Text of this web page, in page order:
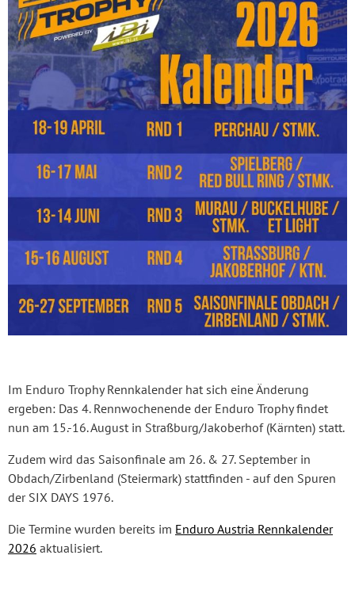
Im Enduro Trophy Rennkalender hat sich eine Änderung
ergeben: Das 4. Rennwochenende der Enduro Trophy findet
nun am 15.-16. August in Straßburg/Jakoberhof (Kärnten) statt.
Zudem wird das Saisonfinale am 26. & 27. September in
Obdach/Zirbenland (Steiermark) stattfinden - auf den Spuren
der SIX DAYS 1976.
Die Termine wurden bereits im Enduro Austria Rennkalender
2026 aktualisiert.